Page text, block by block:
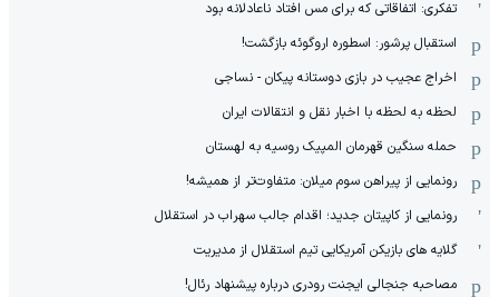
تفکری: اتفاقاتی که برای مس افتاد ناعادلانه بود
استقبال پرشور: اسطوره اروگوئه بازگشت!
اخراج عجیب در بازی دوستانه پیکان - نساجی
لحظه به لحظه با اخبار نقل و انتقالات ایران
حمله سنگین قهرمان المپیک روسیه به لهستان
رونمایی از پیراهن سوم میلان: متفاوت‌تر از همیشه!
رونمایی از کاپیتان جدید؛ اقدام جالب سهراب در استقلال
گلایه های بازیکن آمریکایی تیم استقلال از مدیریت
مصاحبه جنجالی ایجنت رودری درباره پیشنهاد رئال!